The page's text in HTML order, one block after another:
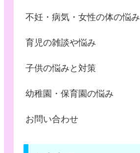
不妊・病気・女性の体の悩み
育児の雑談や悩み
子供の悩みと対策
幼稚園・保育園の悩み
お問い合わせ